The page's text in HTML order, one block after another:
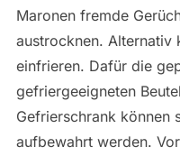
Maronen fremde
austrocknen. Alternativ
einfrieren. Dafür die
gefriergeeigneten
Gefrierschrank können
aufbewahrt werden.